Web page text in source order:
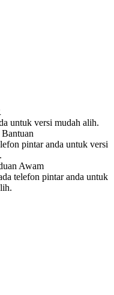
untuk versi mudah alih.
pintar anda untuk versi
telefon pintar anda untuk